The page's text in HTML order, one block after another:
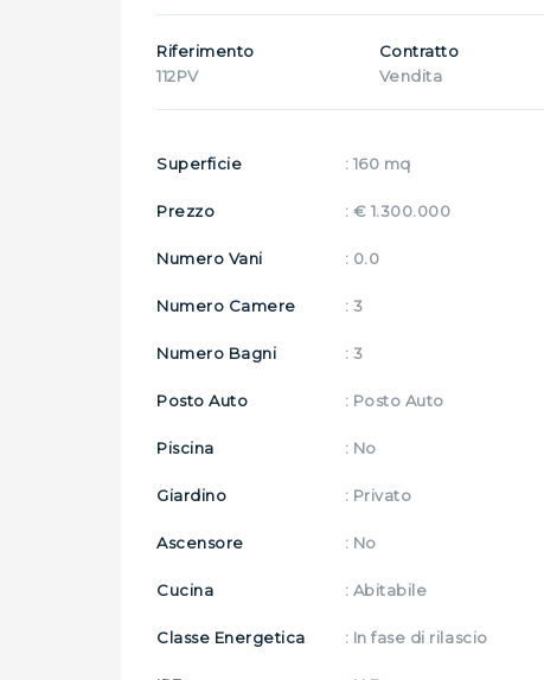
Riferimento
112PV
Contratto
Vendita
Superficie : 160 mq
Prezzo : € 1.300.000
Numero Vani : 0.0
Numero Camere : 3
Numero Bagni : 3
Posto Auto : Posto Auto
Piscina : No
Giardino : Privato
Ascensore : No
Cucina : Abitabile
Classe Energetica : In fase di rilascio